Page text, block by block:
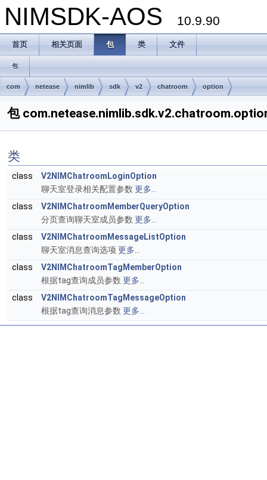
NIMSDK-AOS 10.9.90
首页 相关页面 包 类 文件
包
com netease nimlib sdk v2 chatroom option
包
类
class
V2NIMChatroomLoginOption
聊天室登录相关配置参数 更多...
class
V2NIMChatroomMemberQueryOption
分页查询聊天室成员参数 更多...
class
V2NIMChatroomMessageListOption
聊天室消息查询选项 更多...
class
V2NIMChatroomTagMemberOption
根据tag查询成员参数 更多...
class
V2NIMChatroomTagMessageOption
根据tag查询消息参数 更多...